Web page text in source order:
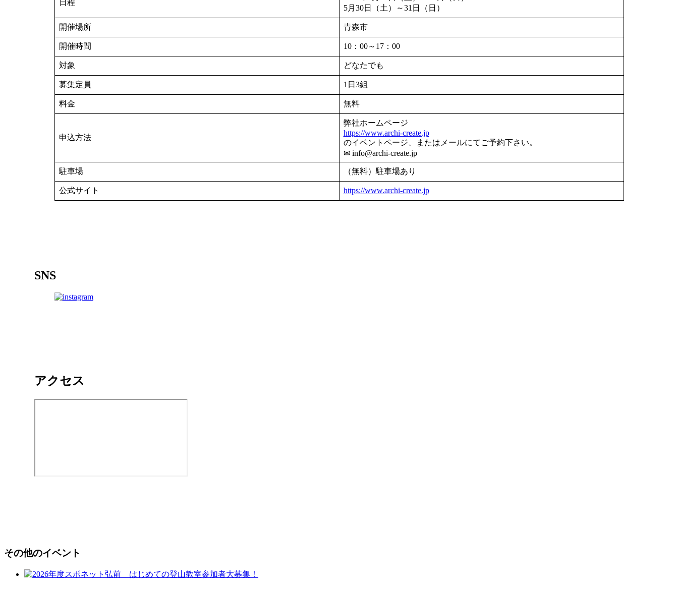
日程
5月30日（土）～31日（日）
開催場所 青森市
開催時間 10：00～17：00
対象 どなたでも
募集定員 1日3組
料金 無料
申込方法
弊社ホームページ
https://www.archi-create.jp
のイベントページ、またはメールにてご予約下さい。
✉︎ info@archi-create.jp
駐車場 （無料）駐車場あり
公式サイト https://www.archi-create.jp
SNS
アクセス
その他のイベント